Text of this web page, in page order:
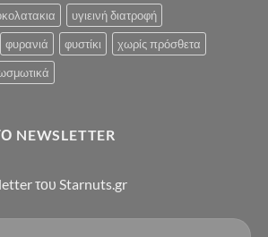
υγιεινή διατροφή
φυρανιά φυστίκι
χωρίς πρόσθετα
NEWSLETTER
του Starnuts.gr